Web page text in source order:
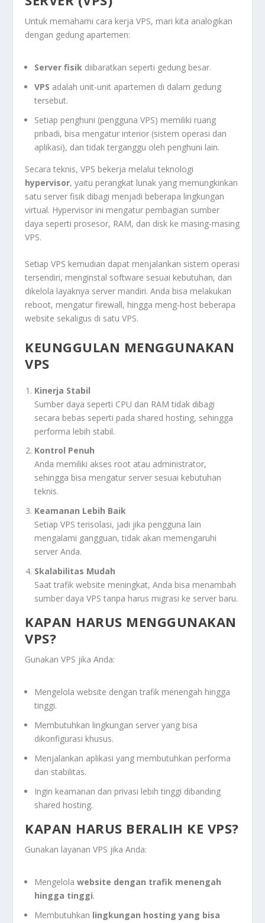
Untuk memahami cara kerja VPS, mari kita analogikan
dengan gedung apartemen:
Server fisik diibaratkan seperti gedung besar.
VPS adalah unit-unit apartemen di dalam gedung
tersebut.
Setiap penghuni (pengguna VPS) memiliki ruang
pribadi, bisa mengatur interior (sistem operasi dan
aplikasi), dan tidak terganggu oleh penghuni lain.
Secara teknis, VPS bekerja melalui teknologi
hypervisor, yaitu perangkat lunak yang memungkinkan
satu server fisik dibagi menjadi beberapa lingkungan
virtual. Hypervisor ini mengatur pembagian sumber
daya seperti prosesor, RAM, dan disk ke masing-masing
VPS.
Setiap VPS kemudian dapat menjalankan sistem operasi
tersendiri, menginstal software sesuai kebutuhan, dan
dikelola layaknya server mandiri. Anda bisa melakukan
reboot, mengatur firewall, hingga meng-host beberapa
website sekaligus di satu VPS.
KEUNGGULAN MENGGUNAKAN
VPS
Kinerja Stabil
Sumber daya seperti CPU dan RAM tidak dibagi
secara bebas seperti pada shared hosting, sehingga
performa lebih stabil.
Kontrol Penuh
Anda memiliki akses root atau administrator,
sehingga bisa mengatur server sesuai kebutuhan
teknis.
Keamanan Lebih Baik
Setiap VPS terisolasi, jadi jika pengguna lain
mengalami gangguan, tidak akan memengaruhi
server Anda.
Skalabilitas Mudah
Saat trafik website meningkat, Anda bisa menambah
sumber daya VPS tanpa harus migrasi ke server baru.
KAPAN HARUS MENGGUNAKAN
VPS?
Gunakan VPS jika Anda:
Mengelola website dengan trafik menengah hingga
tinggi.
Membutuhkan lingkungan server yang bisa
dikonfigurasi khusus.
Menjalankan aplikasi yang membutuhkan performa
dan stabilitas.
Ingin keamanan dan privasi lebih tinggi dibanding
shared hosting.
KAPAN HARUS BERALIH KE VPS?
Gunakan layanan VPS jika Anda:
Mengelolawebsite dengan trafik menengah
hingga tinggi.
Membutuhkan lingkungan hosting yang bisa